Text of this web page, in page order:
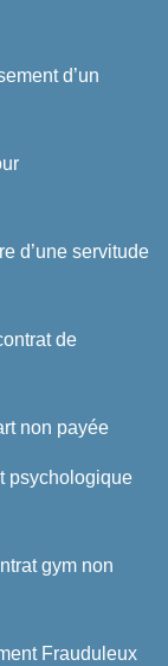
d’un
d’une servitude
de
non payée
psychologique
gym non
Frauduleux